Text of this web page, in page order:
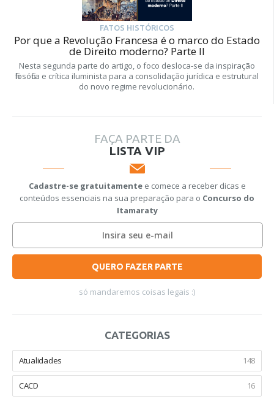
FATOS HISTÓRICOS
Por que a Revolução Francesa é o marco do Estado
de Direito moderno? Parte II
Nesta segunda parte do artigo, o foco desloca-se da inspiração
filosófica e crítica iluminista para a consolidação jurídica e estrutural
do novo regime revolucionário.
FAÇA PARTE DA
LISTA VIP
Cadastre-se gratuitamentee comece a receber dicas e
conteúdos essenciais na sua preparação para o Concurso do
Itamaraty
QUERO FAZER PARTE
só mandaremos coisas legais :)
CATEGORIAS
Atualidades 148
CACD 16